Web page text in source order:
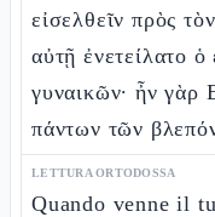
εἰσελθεῖν πρὸς
αὐτῇ ἐνετείλατο
γυναικῶν· ἦν γὰρ
πάντων τῶν
LETTURA ORTODOSSA
Quando venne il